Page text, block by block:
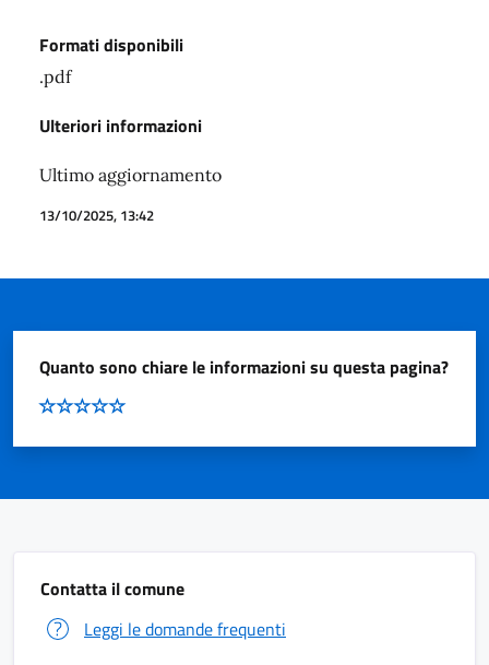
Formati disponibili
.pdf
Ulteriori informazioni
Ultimo aggiornamento
13/10/2025, 13:42
Quanto sono chiare le informazioni su questa pagina?
Contatta il comune
Leggi le domande frequenti